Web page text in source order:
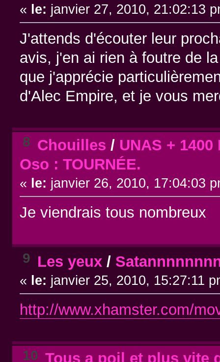
« le: janvier 27, 2010, 21:02:13
J'attends d'écouter leur
avis, j'en ai rien à foutre de
que j'apprécie
d'Alec Empire, et je vous
8 Chouilles / UNAS +
Oso : TOURNÉE.
« le: janvier 26, 2010, 17:04:03
Je viendrais tous nombreux
9 Les yeux/
« le: janvier 25, 2010, 15:27:11
http://www.xhamster.com/
10 Tous a poil et plus vite